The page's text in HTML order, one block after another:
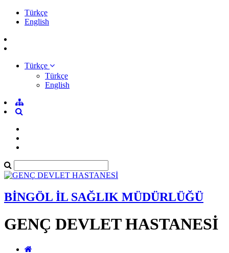
Türkçe
English
Türkçe
Türkçe
English
BİNGÖL İL SAĞLIK MÜDÜRLÜĞÜ
GENÇ DEVLET HASTANESİ